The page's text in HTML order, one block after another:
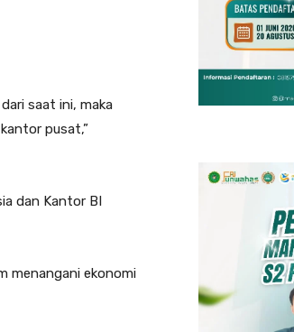
saat ini, maka
pusat,”
dan Kantor BI
menangani ekonomi